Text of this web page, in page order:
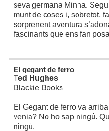
seva germana Minna.
munt de coses i, sobretot,
sorprenent aventura
fascinants que ens fan
El gegant de ferro
Ted Hughes
Blackie Books
El Gegant de ferro va
venia? No ho sap ningú.
ningú.